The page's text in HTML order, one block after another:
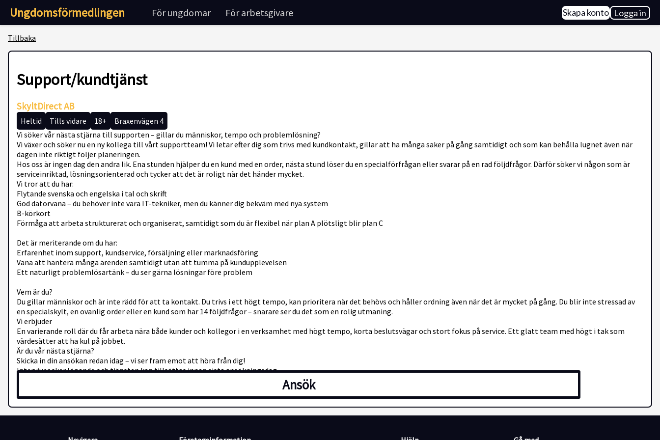
Ungdomsförmedlingen För ungdomar För arbetsgivare Skapa konto Logga in
Tillbaka
Support/kundtjänst
SkyltDirect AB
Heltid Tills vidare 18+
Braxenvägen 4
Vi söker vår nästa stjärna till supporten – gillar du människor, tempo och problemlösning?
Vi växer och söker nu en ny kollega till vårt supportteam! Vi letar efter dig som trivs med kundkontakt, gillar att ha många saker på gång samtidigt och som kan behålla lugnet även när
dagen inte riktigt följer planeringen.
Hos oss är ingen dag den andra lik. Ena stunden hjälper du en kund med en order, nästa stund löser du en specialförfrågan eller svarar på en rad följdfrågor. Därför söker vi någon som är
serviceinriktad, lösningsorienterad och tycker att det är roligt när det händer mycket.
Vi tror att du har:
Flytande svenska och engelska i tal och skrift
God datorvana – du behöver inte vara IT-tekniker, men du känner dig bekväm med nya system
B-körkort
Förmåga att arbeta strukturerat och organiserat, samtidigt som du är flexibel när plan A plötsligt blir plan C
Det är meriterande om du har:
Erfarenhet inom support, kundservice, försäljning eller marknadsföring
Vana att hantera många ärenden samtidigt utan att tumma på kundupplevelsen
Ett naturligt problemlösartänk – du ser gärna lösningar före problem
Vem är du?
Du gillar människor och är inte rädd för att ta kontakt. Du trivs i ett högt tempo, kan prioritera när det behövs och håller ordning även när det är mycket på gång. Du blir inte stressad av
en specialskylt, en ovanlig order eller en kund som har 14 följdfrågor – snarare ser du det som en rolig utmaning.
Vi erbjuder
En varierande roll där du får arbeta nära både kunder och kollegor i en verksamhet med högt tempo, korta beslutsvägar och stort fokus på service. Ett glatt team med högt i tak som
värdesätter att ha kul på jobbet.
Är du vår nästa stjärna?
Skicka in din ansökan redan idag – vi ser fram emot att höra från dig!
Intervjuer sker löpande och tjänsten kan tillsättas innan sista ansökningsdag.
Ansök